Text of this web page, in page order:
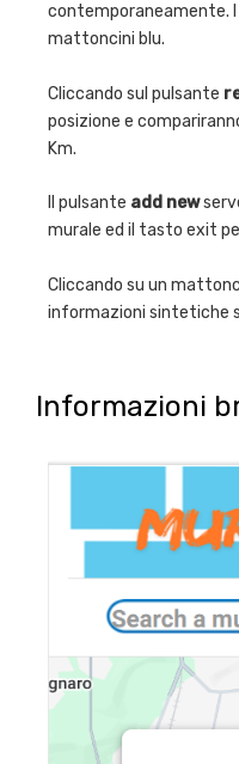
contemporaneamente.
mattoncini blu.
Cliccando sul pulsante
posizione e
Km.
Il pulsante add new
murale ed il tasto exit
Cliccando su un
informazioni sintetiche
Informazioni